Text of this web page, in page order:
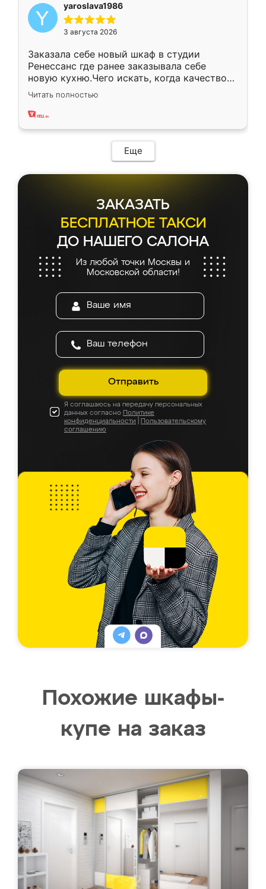
yaroslava1986
3 августа 2026
Заказала себе новый шкаф в студии
Ренессанс где ранее заказывала себе
новую кухню.Чего искать, когда качеством
вполне довольна. Служит кухня уже почти
два года, нареканий нет.
Читать полностью
Еще
ЗАКАЗАТЬ
БЕСПЛАТНОЕ ТАКСИ
ДО НАШЕГО САЛОНА
Из любой точки Москвы и
Московской области!
Отправить
Я соглашаюсь на передачу персональных
данных согласно Политике
конфиденциальности
Пользовательскому
соглашению
Похожие шкафы-
купе на заказ